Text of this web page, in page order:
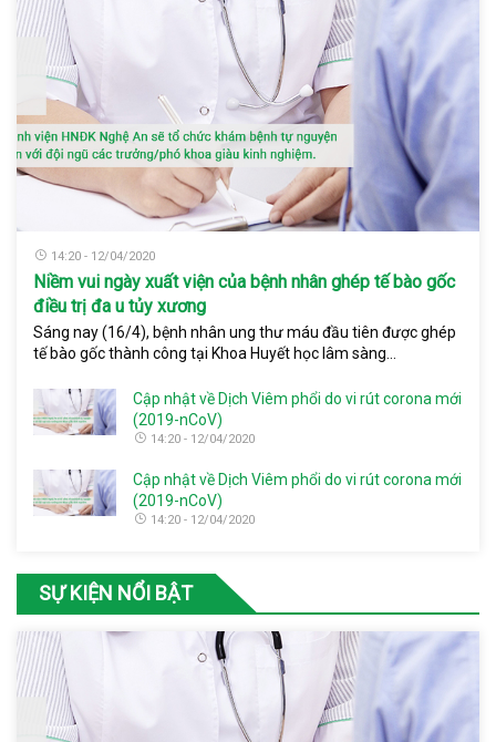
14:20 - 12/04/2020
Niềm vui ngày xuất viện của bệnh nhân ghép tế bào gốc
điều trị đa u tủy xương
Sáng nay (16/4), bệnh nhân ung thư máu đầu tiên được ghép
tế bào gốc thành công tại Khoa Huyết học lâm sàng...
Cập nhật về Dịch Viêm phổi do vi rút corona mới
(2019-nCoV)
14:20 - 12/04/2020
Cập nhật về Dịch Viêm phổi do vi rút corona mới
(2019-nCoV)
14:20 - 12/04/2020
SỰ KIỆN NỔI BẬT